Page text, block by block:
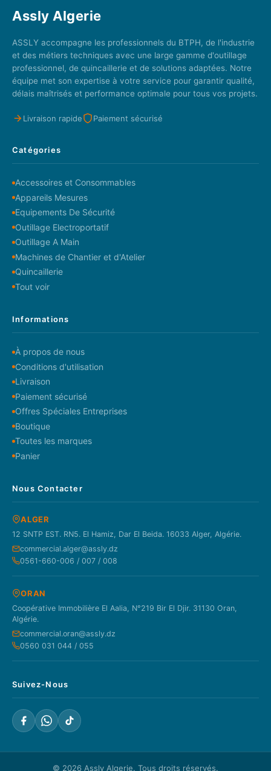
Assly Algerie
ASSLY accompagne les professionnels du BTPH, de l'industrie
et des métiers techniques avec une large gamme d'outillage
professionnel, de quincaillerie et de solutions adaptées. Notre
équipe met son expertise à votre service pour garantir qualité,
délais maîtrisés et performance optimale pour tous vos projets.
Livraison rapide Paiement sécurisé
Catégories
Accessoires et Consommables
Appareils Mesures
Equipements De Sécurité
Outillage Electroportatif
Outillage A Main
Machines de Chantier et d'Atelier
Quincaillerie
Tout voir
Informations
À propos de nous
Conditions d'utilisation
Livraison
Paiement sécurisé
Offres Spéciales Entreprises
Boutique
Toutes les marques
Panier
Nous Contacter
ALGER
12 SNTP EST. RN5. El Hamiz, Dar El Beida. 16033 Alger, Algérie.
commercial.alger@assly.dz
0561-660-006 / 007 / 008
ORAN
Coopérative Immobilière El Aalia, N°219 Bir El Djir. 31130 Oran,
Algérie.
commercial.oran@assly.dz
0560 031 044 / 055
Suivez-Nous
© 2026 Assly Algerie. Tous droits réservés.